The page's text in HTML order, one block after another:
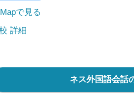
で見る
詳細
ネス外国語会話